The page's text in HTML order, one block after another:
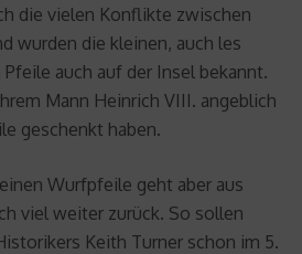
die vielen Konflikte zwischen
wurden die kleinen, auch les
auch auf der Insel bekannt.
Mann Heinrich VIII. angeblich
geschenkt haben.
Wurfpfeile geht aber aus
viel weiter zurück. So sollen
Keith Turner schon im 5.